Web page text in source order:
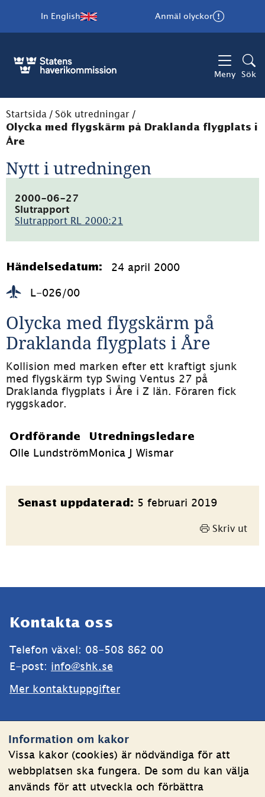
Information om kakor
Vissa kakor (cookies) är nödvändiga för att
webbplatsen ska fungera. De som du kan välja
används för att utveckla och förbättra
In English Anmäl olyckor
Meny Sök
Startsida / Sök utredningar /
Olycka med flygskärm på Draklanda flygplats i
Åre
Nytt i utredningen
2000-06-27
Slutrapport
Slutrapport RL 2000:21
15.5kB)
Händelsedatum: 24 april 2000
L-026/00
Olycka med flygskärm på
Draklanda flygplats i Åre
Kollision med marken efter ett kraftigt sjunk
med flygskärm typ Swing Ventus 27 på
Draklanda flygplats i Åre i Z län. Föraren fick
ryggskador.
Ordförande
Olle Lundström
Utredningsledare
Monica J Wismar
Sidinformation
Senast uppdaterad: 5 februari 2019
Skriv ut
Kontakta oss
Telefon växel: 08-508 862 00
E-post: info@shk.se
Mer kontaktuppgifter
Om kakor
Behandling av personuppgifter
Tillgänglighetsredogörelse